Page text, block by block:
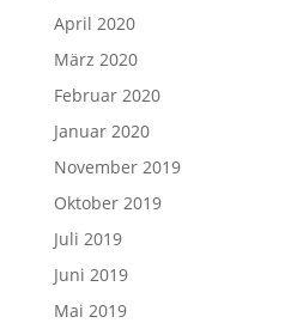
April 2020
März 2020
Februar 2020
Januar 2020
November 2019
Oktober 2019
Juli 2019
Juni 2019
Mai 2019